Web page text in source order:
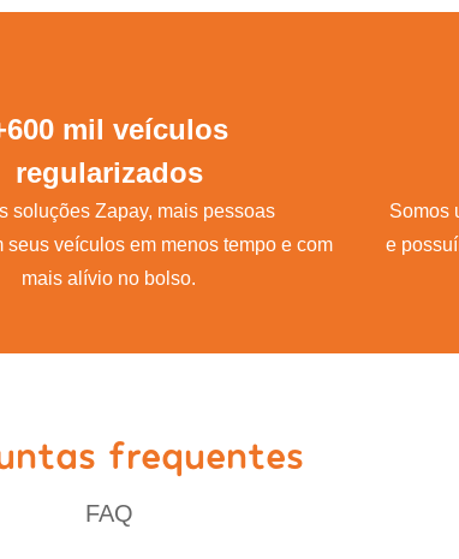
mil veículos
regularizados
soluções Zapay, mais pessoas
seus veículos em menos tempo e com
mais alívio no bolso.
Somos
e
frequentes
FAQ